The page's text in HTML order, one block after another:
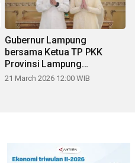
Gubernur Lampung
bersama Ketua TP PKK
Provinsi Lampung
mengucapkan Selamat Hari
21 March 2026 12:00 WIB